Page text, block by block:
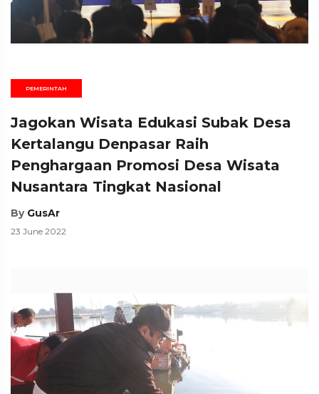
PEMERINTAH
Jagokan Wisata Edukasi Subak Desa
Kertalangu Denpasar Raih
Penghargaan Promosi Desa Wisata
Nusantara Tingkat Nasional
By GusAr
23 June 2022